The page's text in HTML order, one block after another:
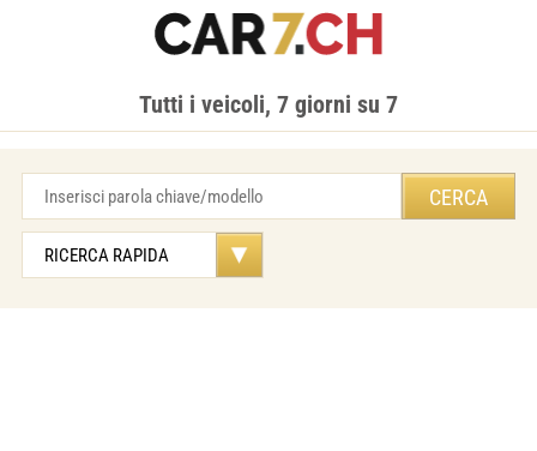
Tutti i veicoli, 7 giorni su 7